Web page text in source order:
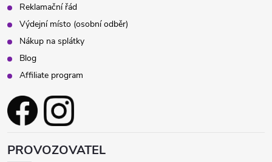
Reklamační řád
Výdejní místo (osobní odběr)
Nákup na splátky
Blog
Affiliate program
PROVOZOVATEL